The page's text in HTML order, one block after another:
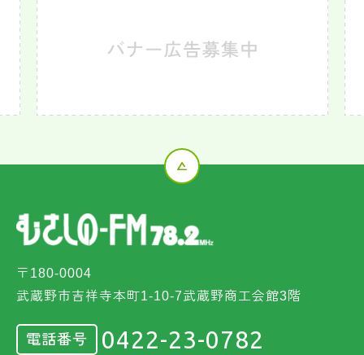
〒180-0004
武蔵野市吉祥寺本町1-10-7武蔵野商工会館3階
電話番号 0422-23-0782